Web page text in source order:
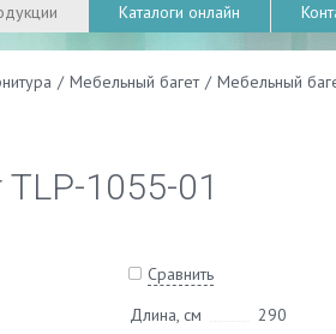
Каталоги онлайн
/ Мебельный багет / Мебельный
1055-01
Сравнить
Длина, см
290